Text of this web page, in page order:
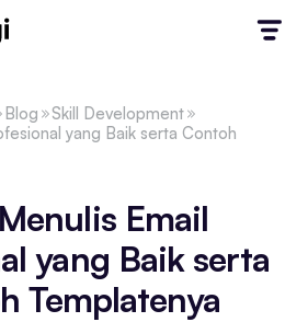
Blog
Skill Development
yang Baik serta Contoh
Email
yang Baik serta
Templatenya